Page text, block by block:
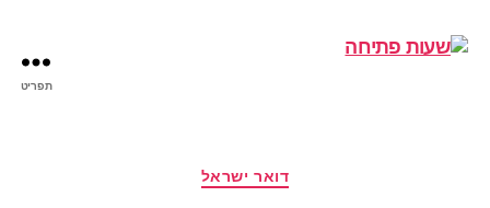
תפריט
קטגוריות
דואר ישראל